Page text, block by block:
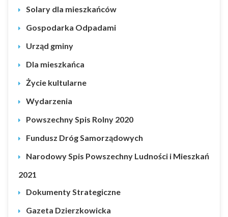
Solary dla mieszkańców
Gospodarka Odpadami
Urząd gminy
Dla mieszkańca
Życie kultularne
Wydarzenia
Powszechny Spis Rolny 2020
Fundusz Dróg Samorządowych
Narodowy Spis Powszechny Ludności i Mieszkań
2021
Dokumenty Strategiczne
Gazeta Dzierzkowicka